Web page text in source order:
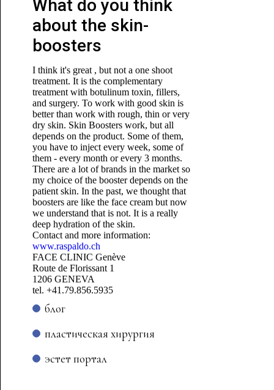
What do you think
about the skin-
boosters
I think it's great , but not a one shoot
treatment. It is the complementary
treatment with botulinum toxin, fillers,
and surgery. To work with good skin is
better than work with rough, thin or very
dry skin. Skin Boosters work, but all
depends on the product. Some of them,
you have to inject every week, some of
them - every month or every 3 months.
There are a lot of brands in the market so
my choice of the booster depends on the
patient skin. In the past, we thought that
boosters are like the face cream but now
we understand that is not. It is a really
deep hydration of the skin.
Contact and more information:
www.raspaldo.ch
FACE CLINIC Genève
Route de Florissant 1
1206 GENEVA
tel. +41.79.856.5935
блог
пластическая хирургия
эстет портал